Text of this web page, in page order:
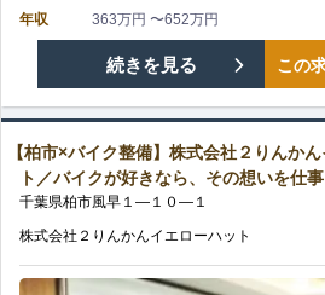
す
い
環
境/
給
ャ
レ
ン
ジ
で
き
会
社
２
り
ん
か
年収
363万円 〜652万円
【富
里
市
×
続きを見る この
【柏市×バイク整備】株式会社２りんか
ト／バイクが好きなら、その想いを仕
千葉県柏市風早 １—１０—１
株式会社２りんかんイエローハット